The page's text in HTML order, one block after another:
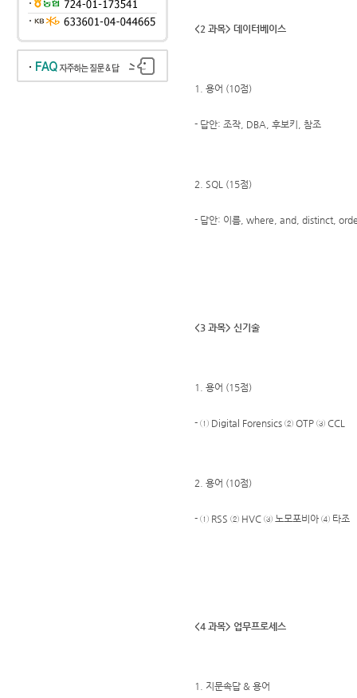
<2 과목> 데이터베이스
1. 용어 (10점)
- 답안: 조작, DBA, 후보키, 참조
2. SQL (15점)
- 답안: 이름, where, and, distinct,
<3 과목> 신기술
1. 용어 (15점)
- ① Digital Forensics ② OTP ③ CCL
2. 용어 (10점)
- ① RSS ② HVC ③ 노모포비아 ④ 타조
<4 과목> 업무프로세스
1. 지문속답 & 용어